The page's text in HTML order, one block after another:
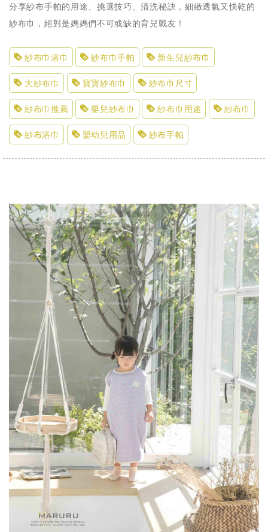
分享紗布手帕的用途、挑選技巧、清洗秘訣，細緻透氣又快乾的
紗布巾，絕對是媽媽們不可或缺的育兒戰友！
紗布巾浴巾 紗布巾手帕 新生兒紗布巾
大紗布巾 寶寶紗布巾 紗布巾尺寸
紗布巾推薦 嬰兒紗布巾 紗布巾用途 紗布巾
紗布浴巾 嬰幼兒用品 紗布手帕